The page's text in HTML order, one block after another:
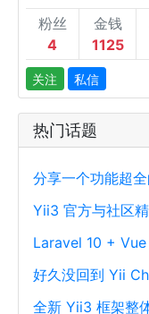
粉丝
4
金钱
1125
关注 私信
热门话题
Yii3 官方与社区